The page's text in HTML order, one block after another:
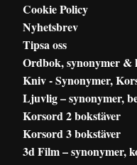
Cookie Policy
Nyhetsbrev
Tipsa oss
Ordbok, synonymer &
Kniv - Synonymer,
Ljuvlig – synonymer,
Korsord 2 bokstäver
Korsord 3 bokstäver
3d Film – synonymer,